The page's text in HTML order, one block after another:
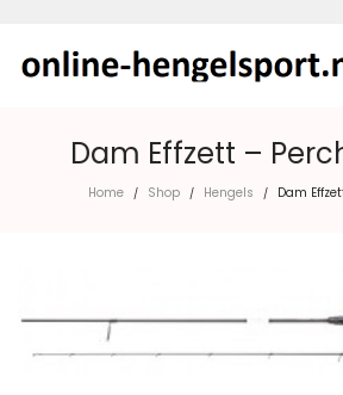
Dam Effzett –
Home / Shop / Hengels / Dam